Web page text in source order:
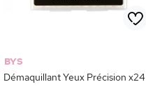
BYS
Démaquillant Yeux Précision x24